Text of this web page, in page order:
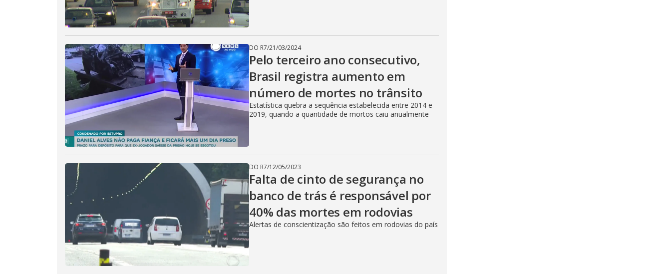
DO R7/21/03/2024
Pelo terceiro ano consecutivo,
Brasil registra aumento em
número de mortes no trânsito
Estatística quebra a sequência estabelecida entre 2014 e
2019, quando a quantidade de mortos caiu anualmente
DO R7/12/05/2023
Falta de cinto de segurança no
banco de trás é responsável por
40% das mortes em rodovias
Alertas de conscientização são feitos em rodovias do país